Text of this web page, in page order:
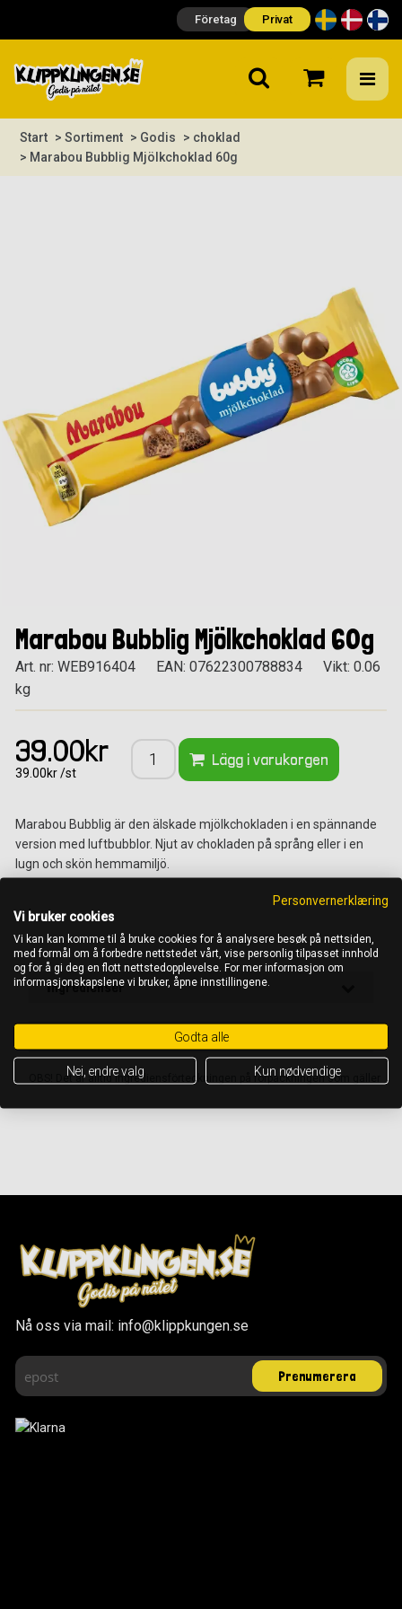
Företag Privat
Start > Sortiment > Godis
> choklad
> Marabou Bubblig Mjölkchoklad 60g
Marabou Bubblig Mjölkchoklad 60g
Art. nr: WEB916404 EAN: 07622300788834
Vikt: 0.06
kg
39.00kr
39.00kr /st
Lägg i varukorgen
Marabou Bubblig är den älskade mjölkchokladen i en spännande
version med luftbubblor. Njut av chokladen på språng eller i en
lugn och skön hemmamiljö.
,
Ingredienser
Näringsinnehåll per 100 g
OBS! Det är alltid ingrediensförteckningen på förpackningen som gäller
Nå oss via mail: info@klippkungen.se
Personvernerklæring
Vi bruker cookies
Vi kan kan komme til å bruke cookies for å analysere besøk på nettsiden,
med formål om å forbedre nettstedet vårt, vise personlig tilpasset innhold
og for å gi deg en flott nettstedopplevelse. For mer informasjon om
informasjonskapslene vi bruker, åpne innstillingene.
Godta alle
Nei, endre valg Kun nødvendige